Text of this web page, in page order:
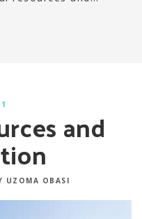
and
UZOMA OBASI